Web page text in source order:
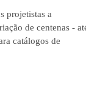
projetistas a
de centenas -
catálogos de